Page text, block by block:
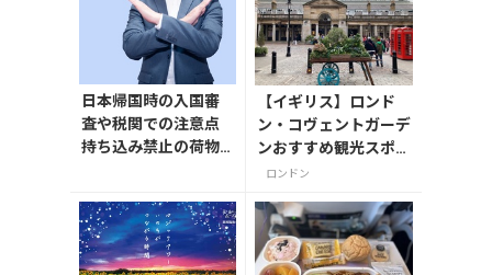
日本帰国時の入国審
査や税関での注意点
持ち込み禁止の荷物
【イギリス】ロンド
ン・コヴェントガーデ
ンおすすめ観光スポッ
ト3つ！
ロンドン